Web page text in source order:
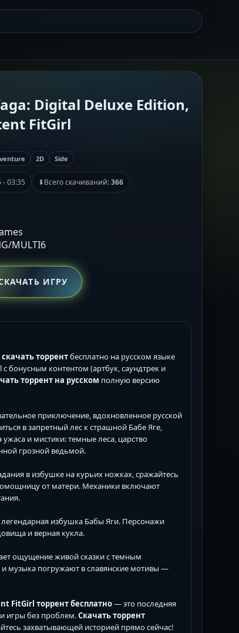
Digital Deluxe Edition,
FitGirl
2D Side
- 03:35 ⬇Всего скачиваний:366
MULTI6
ИГРУ
торрентбесплатно на русском языке
бонусным контентом (артбук, саундтрек и
торрент на русском полную версию
приключение, вдохновленное русской
в запретный лес к страшной Бабе Яге,
и мистики: темные леса, царство
грозной ведьмой.
в избушке на курьих ножках, сражайтесь
от матери. Механики включают
избушка Бабы Яги. Персонажи
и верная кукла.
ощущение живой сказки с темным
и музыка погружают в славянские мотивы —
FitGirl торрент бесплатно— это последняя
игры без проблем.Скачать торрент
захватывающей историей прямо сейчас!